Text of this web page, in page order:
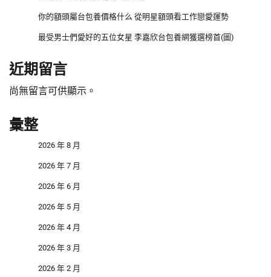
你的額頭屬台包養價格什么 從明星額頭看工作戀愛運勢
最受男士們愛好的五位女星 李嘉欣台包養網獲選榜首(圖)
近期留言
尚無留言可供顯示。
彙整
2026 年 8 月
2026 年 7 月
2026 年 6 月
2026 年 5 月
2026 年 4 月
2026 年 3 月
2026 年 2 月